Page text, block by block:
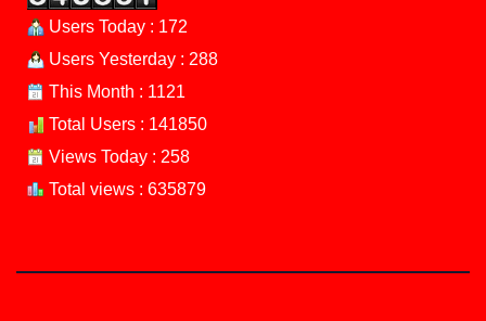
Users Today : 172
Users Yesterday : 288
This Month : 1121
Total Users : 141850
Views Today : 258
Total views : 635879